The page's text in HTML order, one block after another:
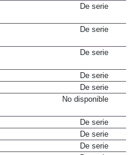
De serie
De serie
De serie
De serie
De serie
No disponible
De serie
De serie
De serie